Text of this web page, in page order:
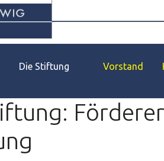
Die Stiftung Vorstand
Förderer